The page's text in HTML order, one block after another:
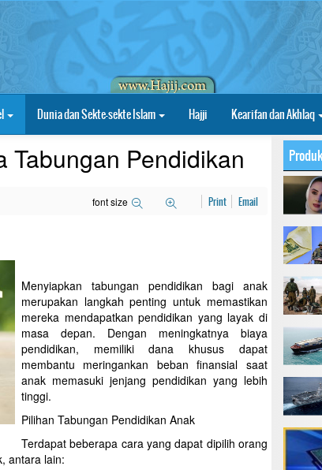
Dunia dan Sekte-sekte Islam Hajji Kearifan dan Akhlaq
Tabungan Pendidikan
font size Print Email
Menyiapkan tabungan pendidikan bagi anak
merupakan langkah penting untuk memastikan
mereka mendapatkan pendidikan yang layak di
masa depan. Dengan meningkatnya biaya
pendidikan, memiliki dana khusus dapat
membantu meringankan beban finansial saat
anak memasuki jenjang pendidikan yang lebih
tinggi.
Pilihan Tabungan Pendidikan Anak
Terdapat beberapa cara yang dapat dipilih orang
antara lain: